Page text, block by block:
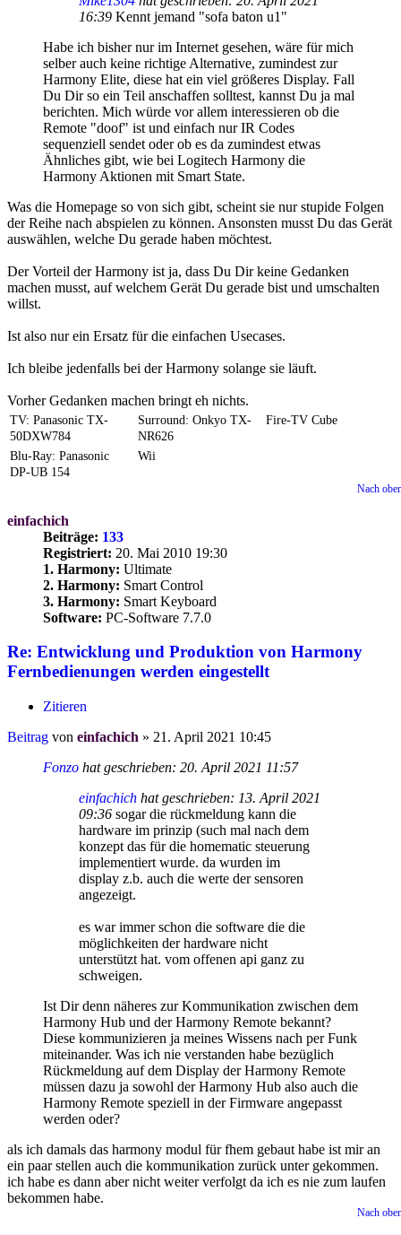
16:39 Kennt jemand "sofa baton u1"
Habe ich bisher nur im Internet gesehen, wäre für mich
selber auch keine richtige Alternative, zumindest zur
Harmony Elite, diese hat ein viel größeres Display. Fall
Du Dir so ein Teil anschaffen solltest, kannst Du ja mal
berichten. Mich würde vor allem interessieren ob die
Remote "doof" ist und einfach nur IR Codes
sequenziell sendet oder ob es da zumindest etwas
Ähnliches gibt, wie bei Logitech Harmony die
Harmony Aktionen mit Smart State.
Was die Homepage so von sich gibt, scheint sie nur stupide Folgen
der Reihe nach abspielen zu können. Ansonsten musst Du das Gerät
auswählen, welche Du gerade haben möchtest.
Der Vorteil der Harmony ist ja, dass Du Dir keine Gedanken
machen musst, auf welchem Gerät Du gerade bist und umschalten
willst.
Ist also nur ein Ersatz für die einfachen Usecases.
Ich bleibe jedenfalls bei der Harmony solange sie läuft.
Vorher Gedanken machen bringt eh nichts.
TV: Panasonic TX-
50DXW784
Surround: Onkyo TX-
NR626
Fire-TV Cube
Blu-Ray: Panasonic
DP-UB 154
Wii
Nach
einfachich
Beiträge: 133
Registriert: 20. Mai 2010 19:30
1. Harmony: Ultimate
2. Harmony: Smart Control
3. Harmony: Smart Keyboard
Software: PC-Software 7.7.0
Re: Entwicklung und Produktion von Harmony
Fernbedienungen werden eingestellt
Zitieren
Beitrag von einfachich » 21. April 2021 10:45
Fonzo hat geschrieben: 20. April 2021 11:57
einfachich hat geschrieben: 13. April 2021
09:36 sogar die rückmeldung kann die
hardware im prinzip (such mal nach dem
konzept das für die homematic steuerung
implementiert wurde. da wurden im
display z.b. auch die werte der sensoren
angezeigt.
es war immer schon die software die die
möglichkeiten der hardware nicht
unterstützt hat. vom offenen api ganz zu
schweigen.
Ist Dir denn näheres zur Kommunikation zwischen dem
Harmony Hub und der Harmony Remote bekannt?
Diese kommunizieren ja meines Wissens nach per Funk
miteinander. Was ich nie verstanden habe bezüglich
Rückmeldung auf dem Display der Harmony Remote
müssen dazu ja sowohl der Harmony Hub also auch die
Harmony Remote speziell in der Firmware angepasst
werden oder?
als ich damals das harmony modul für fhem gebaut habe ist mir an
ein paar stellen auch die kommunikation zurück unter gekommen.
ich habe es dann aber nicht weiter verfolgt da ich es nie zum laufen
bekommen habe.
Nach